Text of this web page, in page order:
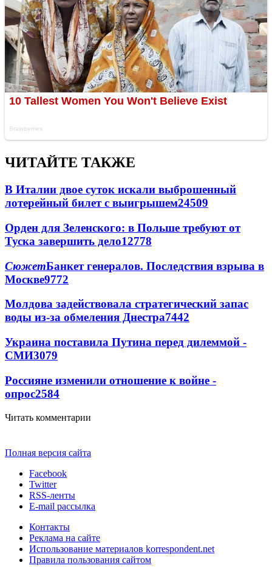
ЧИТАЙТЕ ТАКЖЕ
В Италии двое суток искали выброшенный
лотерейный билет с выигрышем24509
Орден для Зеленского: в Польше требуют от
Туска завершить дело12778
СюжетБанкет генералов. Последствия взрыва в
Москве9772
Молдова задействовала стратегический запас
воды из-за обмеления Днестра7442
Украина поставила Путина перед дилеммой -
СМИ3079
Россияне изменили отношение к войне -
опрос2584
Читать комментарии
Полная версия сайта
Facebook
Twitter
RSS-ленты
E-mail рассылка
Контакты
Реклама на сайте
Использование материалов korrespondent.net
Правила пользования сайтом